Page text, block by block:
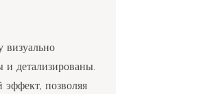
визуально
детализированы.
позволяя